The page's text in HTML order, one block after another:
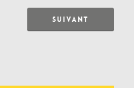
SUIVANT